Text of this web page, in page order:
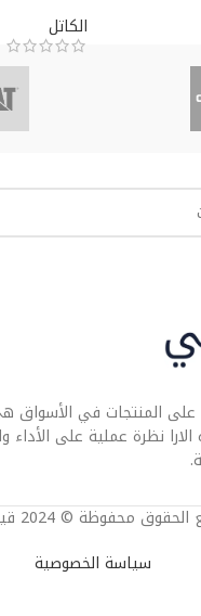
الكاتل
المنتجات في الأسواق
نظرة عملية على الأداء
محفوظة © 2024 قيــــمني
سياسة الخصوصية